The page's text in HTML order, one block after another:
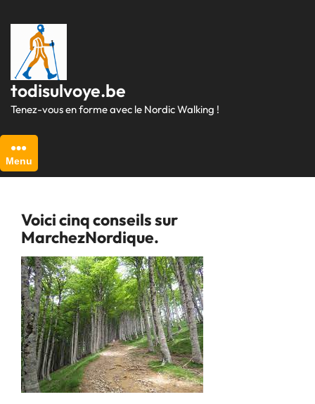
au
contenu
todisulvoye.be
Tenez-vous en forme avec le Nordic Walking !
Menu
Voici cinq conseils sur
MarchezNordique.